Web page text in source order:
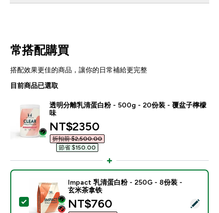
常搭配購買
搭配效果更佳的商品，讓你的日常補給更完整
目前商品已選取
透明分離乳清蛋白粉 - 500g - 20份装 - 覆盆子檸檬
味
discounted price
NT$2350‎
折扣前 $2,500.00‎
節省 $150.00‎
選取此商品 - Impact 乳清蛋白粉 - 250G - 8份装 - 玄
Impact 乳清蛋白粉 - 250G - 8份装 -
玄米茶拿铁
discounted price
NT$760‎